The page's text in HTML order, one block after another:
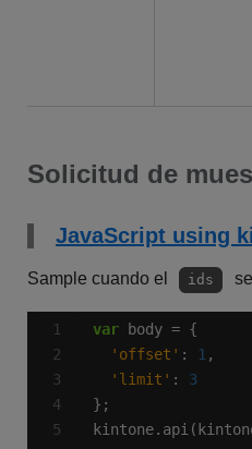
Solicitud de
JavaScript using
Sample cuando el ids
4
var
'offset' : 1
'limit' : 3